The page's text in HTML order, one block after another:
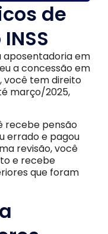
de
aposentadoria em
a concessão em
você tem direito
março/2025,
recebe pensão
errado e pagou
revisão, você
e recebe
que foram